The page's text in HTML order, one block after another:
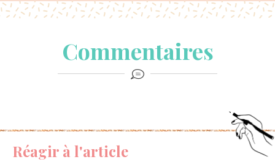
Commentaires
Réagir à l'article